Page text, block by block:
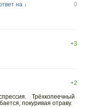
на ↓
0
+3
+2
Трёхкопеечный
покуривая отраву.